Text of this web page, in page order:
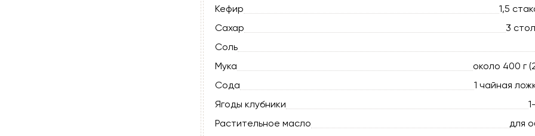
Кефир
1,5
Сахар
3
Соль
Мука
около 400 г
Сода
1 чайная
Ягоды клубники
Растительное масло
для